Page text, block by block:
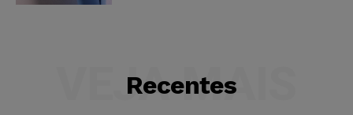
Recentes
VEJA MAIS